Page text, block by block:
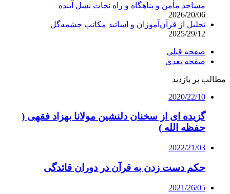
مساجد مأمن و پناهگاه و راه نجات نسل آینده
2026/20/06
تجلیل از قرآن‌آموزان و اساتید مکاتب چشمه‌گل
2025/29/12
صفحه قبلی
صفحه بعدی
مطالب پر بازدید
2020/22/10
گزیده ای از سخنان دلنشین مولانا بهزاد فقهی (
حفظه الله )
2022/21/03
حکم دست زدن به قرآن در دوران قائدگی
2021/26/05